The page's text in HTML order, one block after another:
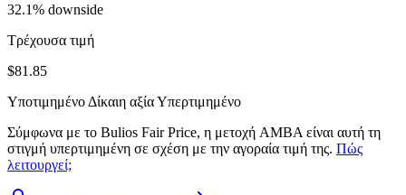
32.1% downside
Τρέχουσα τιμή
$81.85
Υποτιμημένο Δίκαιη αξίαΥπερτιμημένο
Σύμφωνα με το Bulios Fair Price, η μετοχή AMBA είναι αυτή τη
στιγμή υπερτιμημένη σε σχέση με την αγοραία τιμή της. Πώς
λειτουργεί;